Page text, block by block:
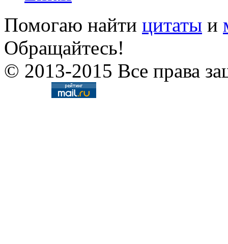
Помогаю найти цитаты и
Обращайтесь!
© 2013-2015 Все права